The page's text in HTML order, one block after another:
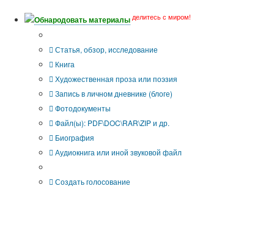
Обнародовать материалы делитесь с миром!
Статья, обзор, исследование
Книга
Художественная проза или поэзия
Запись в личном дневнике (блоге)
Фотодокументы
Файл(ы): PDF\DOC\RAR\ZIP и др.
Биография
Аудиокнига или иной звуковой файл
Создать голосование